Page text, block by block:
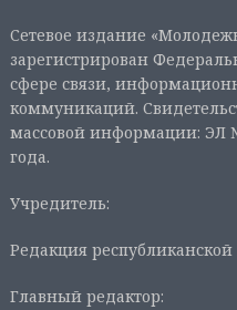
Сетевое издание
зарегистрирован
сфере связи,
коммуникаций.
массовой информации: ЭЛ
года.
Учредитель:
Редакция
Главный редактор: